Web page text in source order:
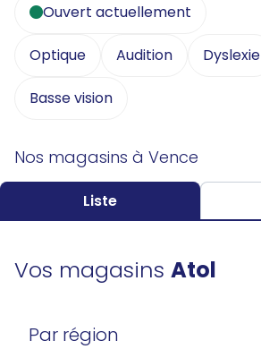
Ouvert actuellement
Optique Audition Dyslexie
Basse vision
Nos magasins à Vence
Liste
Vos magasins Atol
Par région